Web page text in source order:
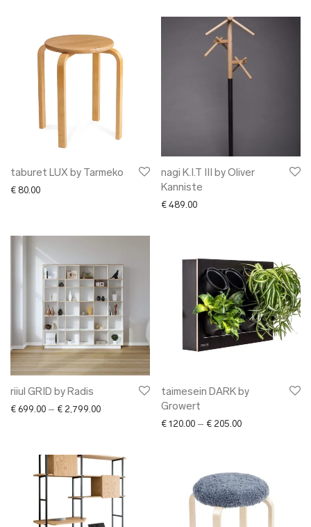
taburet LUX by Tarmeko
€ 80.00
nagi K.I.T III by Oliver
Kanniste
€ 489.00
riiul GRID by Radis
€ 699.00 – € 2,799.00Price range: € 699.00 through € 2,799.00
taimesein DARK by
Growert
€ 120.00 – € 205.00Price range: €